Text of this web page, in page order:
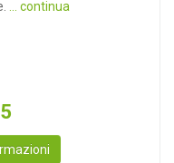
... continua